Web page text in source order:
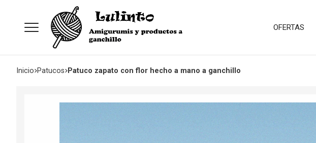
OFERTAS
Inicio patucos Patuco zapato con flor hecho a mano a ganchillo